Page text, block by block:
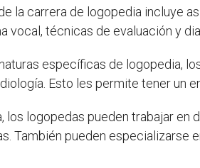
la carrera de logopedia incluye
vocal, técnicas de evaluación y
específicas de logopedia,
Esto les permite tener un
los logopedas pueden trabajar
También pueden especializarse